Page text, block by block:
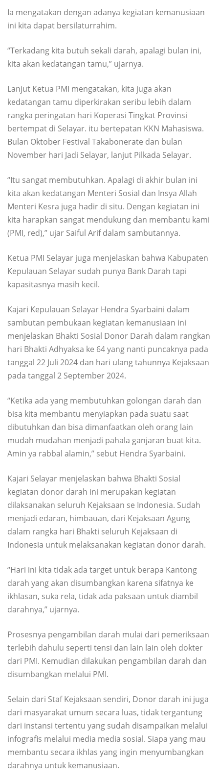
Ia mengatakan dengan adanya kegiatan kemanusiaan
ini kita dapat bersilaturrahim.
“Terkadang kita butuh sekali darah, apalagi bulan ini,
kita akan kedatangan tamu,” ujarnya.
Lanjut Ketua PMI mengatakan, kita juga akan
kedatangan tamu diperkirakan seribu lebih dalam
rangka peringatan hari Koperasi Tingkat Provinsi
bertempat di Selayar. itu bertepatan KKN Mahasiswa.
Bulan Oktober Festival Takabonerate dan bulan
November hari Jadi Selayar, lanjut Pilkada Selayar.
“Itu sangat membutuhkan. Apalagi di akhir bulan ini
kita akan kedatangan Menteri Sosial dan Insya Allah
Menteri Kesra juga hadir di situ. Dengan kegiatan ini
kita harapkan sangat mendukung dan membantu kami
(PMI, red),” ujar Saiful Arif dalam sambutannya.
Ketua PMI Selayar juga menjelaskan bahwa Kabupaten
Kepulauan Selayar sudah punya Bank Darah tapi
kapasitasnya masih kecil.
Kajari Kepulauan Selayar Hendra Syarbaini dalam
sambutan pembukaan kegiatan kemanusiaan ini
menjelaskan Bhakti Sosial Donor Darah dalam rangkan
hari Bhakti Adhyaksa ke 64 yang nanti puncaknya pada
tanggal 22 Juli 2024 dan hari ulang tahunnya Kejaksaan
pada tanggal 2 September 2024.
“Ketika ada yang membutuhkan golongan darah dan
bisa kita membantu menyiapkan pada suatu saat
dibutuhkan dan bisa dimanfaatkan oleh orang lain
mudah mudahan menjadi pahala ganjaran buat kita.
Amin ya rabbal alamin,” sebut Hendra Syarbaini.
Kajari Selayar menjelaskan bahwa Bhakti Sosial
kegiatan donor darah ini merupakan kegiatan
dilaksanakan seluruh Kejaksaan se Indonesia. Sudah
menjadi edaran, himbauan, dari Kejaksaan Agung
dalam rangka hari Bhakti seluruh Kejaksaan di
Indonesia untuk melaksanakan kegiatan donor darah.
“Hari ini kita tidak ada target untuk berapa Kantong
darah yang akan disumbangkan karena sifatnya ke
ikhlasan, suka rela, tidak ada paksaan untuk diambil
darahnya,” ujarnya.
Prosesnya pengambilan darah mulai dari pemeriksaan
terlebih dahulu seperti tensi dan lain lain oleh dokter
dari PMI. Kemudian dilakukan pengambilan darah dan
disumbangkan melalui PMI.
Selain dari Staf Kejaksaan sendiri, Donor darah ini juga
dari masyarakat umum secara luas, tidak tergantung
dari instansi tertentu yang sudah disampaikan melalui
infografis melalui media media sosial. Siapa yang mau
membantu secara ikhlas yang ingin menyumbangkan
darahnya untuk kemanusiaan.